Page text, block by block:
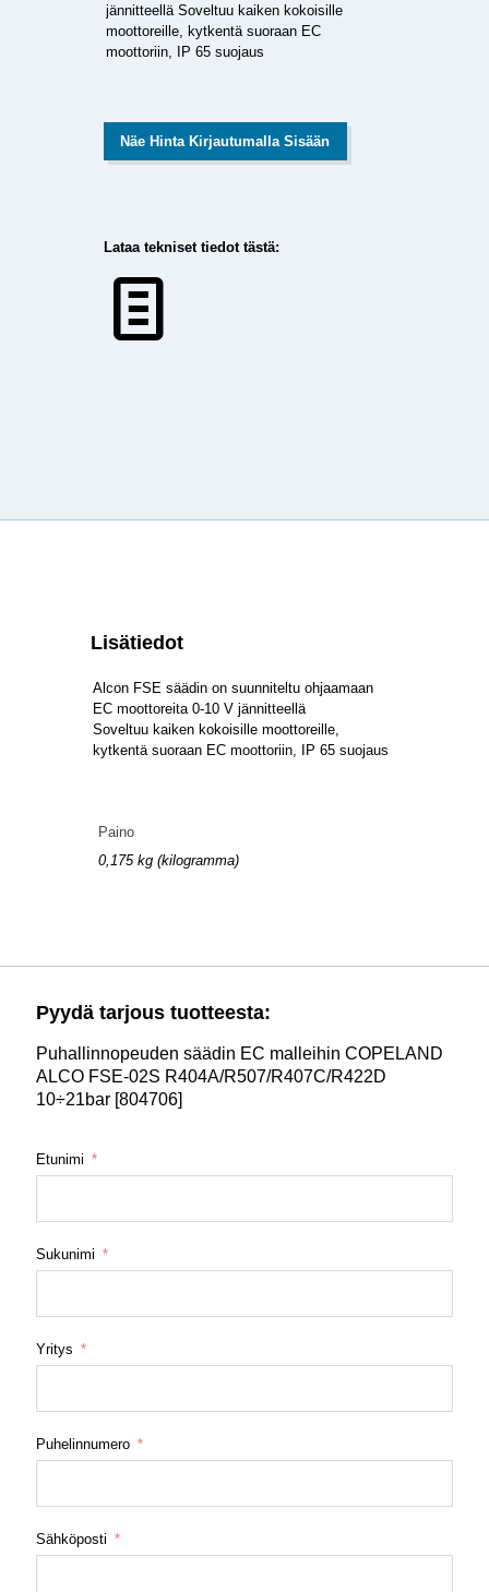
jännitteellä Soveltuu kaiken kokoisille
moottoreille, kytkentä suoraan EC
moottoriin, IP 65 suojaus
Näe Hinta Kirjautumalla Sisään
Lataa tekniset tiedot tästä:
Lisätiedot
Alcon FSE säädin on suunniteltu ohjaamaan
EC moottoreita 0-10 V jännitteellä
Soveltuu kaiken kokoisille moottoreille,
kytkentä suoraan EC moottoriin, IP 65 suojaus
Paino
0,175 kg (kilogramma)
Pyydä tarjous tuotteesta:
Puhallinnopeuden säädin EC malleihin COPELAND
ALCO FSE-02S R404A/R507/R407C/R422D
10÷21bar [804706]
Etunimi
Sukunimi
Yritys
Puhelinnumero
Sähköposti